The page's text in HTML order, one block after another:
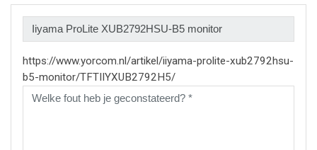
https://www.yorcom.nl/artikel/iiyama-prolite-xub2792hsu-
b5-monitor/TFTIIYXUB2792H5/